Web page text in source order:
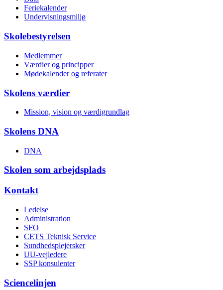
Feriekalender
Undervisnings­miljø
Skolebestyrelsen
Medlemmer
Værdier og principper
Mødekalender og referater
Skolens værdier
Mission, vision og værdigrundlag
Skolens DNA
DNA
Skolen som arbejdsplads
Kontakt
Ledelse
Administration
SFO
CETS Teknisk Service
Sundhedsplejersker
UU-vejledere
SSP konsulenter
Sciencelinjen